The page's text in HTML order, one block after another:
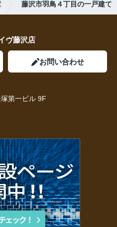
藤沢市羽鳥４丁目の一戸建て
ヴ藤沢店
お問い合わせ
第一ビル 9F